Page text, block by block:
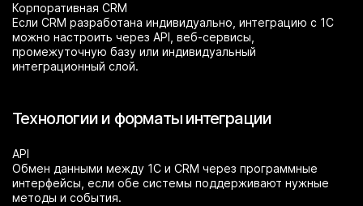
Корпоративная CRM
Если CRM разработана индивидуально, интеграцию с 1С
можно настроить через API, веб-сервисы,
промежуточную базу или индивидуальный
интеграционный слой.
Технологии и форматы интеграции
API
Обмен данными между 1С и CRM через программные
интерфейсы, если обе системы поддерживают нужные
методы и события.